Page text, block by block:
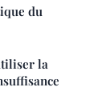
du
la